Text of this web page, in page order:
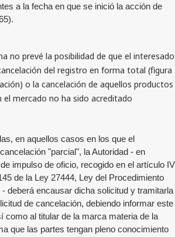
a la fecha en que se inició la acción de
no prevé la posibilidad de que el interesado
del registro en forma total (figura
o la cancelación de aquellos productos
el mercado no ha sido acreditado
en aquellos casos en los que el
"parcial", la Autoridad - en
impulso de oficio, recogido en el artículo IV
de la Ley 27444, Ley del Procedimiento
deberá encausar dicha solicitud y tramitarla
de cancelación, debiendo informar este
como al titular de la marca materia de la
que las partes tengan pleno conocimiento